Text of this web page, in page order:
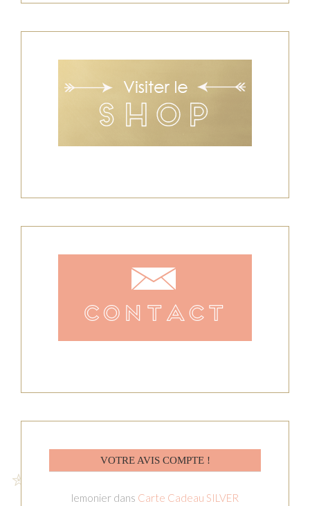
VOTRE AVIS COMPTE !
lemonier dans Carte Cadeau SILVER